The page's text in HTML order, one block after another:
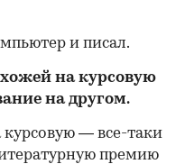
и писал.
на курсовую
на другом.
— все-таки
премию